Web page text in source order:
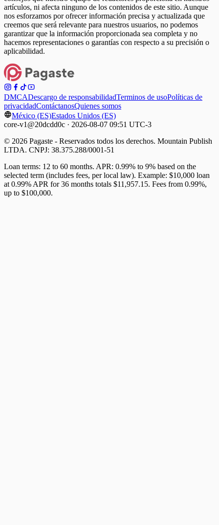
artículos, ni afecta ninguno de los contenidos de este sitio. Aunque
nos esforzamos por ofrecer información precisa y actualizada que
creemos que será relevante para nuestros usuarios, no podemos
garantizar que la información proporcionada sea completa y no
hacemos representaciones o garantías con respecto a su precisión o
aplicabilidad.
DMCADescargo de responsabilidadTerminos de usoPolíticas de
privacidadContáctanosQuienes somos
México (ES)Estados Unidos (ES)
core-v1@20dcdd0c · 2026-08-07 09:51 UTC-3
© 2026 Pagaste - Reservados todos los derechos. Mountain Publish
LTDA. CNPJ: 38.375.288/0001-51
Loan terms: 12 to 60 months. APR: 0.99% to 9% based on the
selected term (includes fees, per local law). Example: $10,000 loan
at 0.99% APR for 36 months totals $11,957.15. Fees from 0.99%,
up to $100,000.